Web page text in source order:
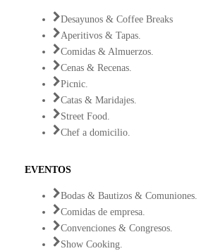
Desayunos & Coffee Breaks
Aperitivos & Tapas.
Comidas & Almuerzos.
Cenas & Recenas.
Picnic.
Catas & Maridajes.
Street Food.
Chef a domicilio.
EVENTOS
Bodas & Bautizos & Comuniones.
Comidas de empresa.
Convenciones & Congresos.
Show Cooking.